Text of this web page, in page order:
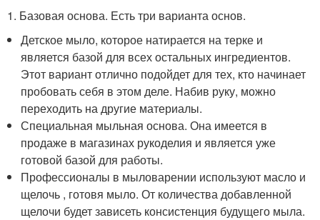
1. Базовая основа. Есть три варианта основ.
Детское мыло, которое натирается на терке и
является базой для всех остальных ингредиентов.
Этот вариант отлично подойдет для тех, кто начинает
пробовать себя в этом деле. Набив руку, можно
переходить на другие материалы.
Специальная мыльная основа. Она имеется в
продаже в магазинах рукоделия и является уже
готовой базой для работы.
Профессионалы в мыловарении используют масло и
щелочь , готовя мыло. От количества добавленной
щелочи будет зависеть консистенция будущего мыла.